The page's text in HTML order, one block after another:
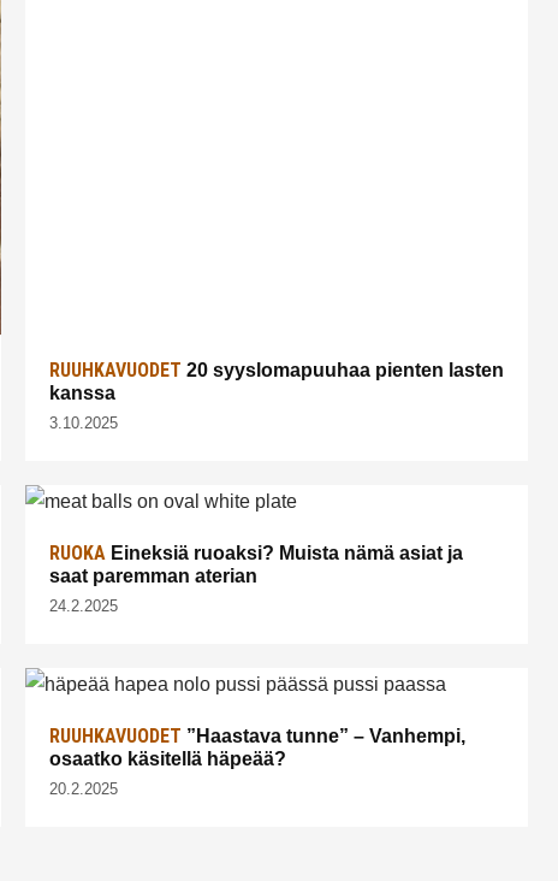
RUUHKAVUODET 20 syyslomapuuhaa pienten lasten
kanssa
3.10.2025
RUOKA Eineksiä ruoaksi? Muista nämä asiat ja
saat paremman aterian
24.2.2025
RUUHKAVUODET ”Haastava tunne” – Vanhempi,
osaatko käsitellä häpeää?
20.2.2025